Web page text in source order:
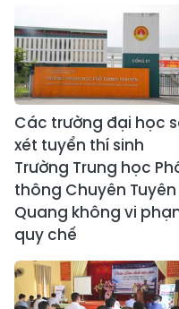
Các trường đại học
xét tuyển thí sinh
Trường Trung học
thông Chuyên Tuyên
Quang không vi
quy chế